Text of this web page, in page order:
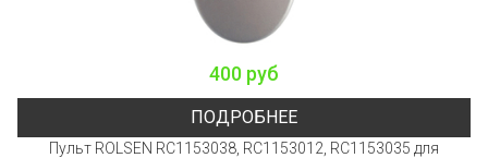
400 руб
ПОДРОБНЕЕ
Пульт ROLSEN RC1153038, RC1153012, RC1153035 для